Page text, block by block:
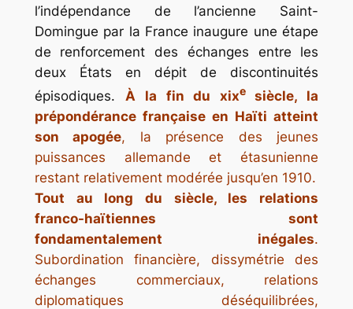
l’indépendance de l’ancienne Saint-
Domingue par la France inaugure une étape
de renforcement des échanges entre les
deux États en dépit de discontinuités
épisodiques. À la fin du xixe siècle, la
prépondérance française en Haïti atteint
son apogée, la présence des jeunes
puissances allemande et étasunienne
restant relativement modérée jusqu’en 1910.
Tout au long du siècle, les relations
franco-haïtiennes sont
fondamentalement inégales.
Subordination financière, dissymétrie des
échanges commerciaux, relations
diplomatiques déséquilibrées,